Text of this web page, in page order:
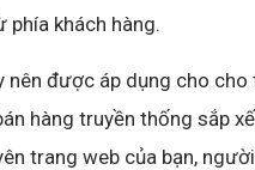
phía khách hàng.
được áp dụng cho
hàng truyền thống sắp
trang web của bạn,